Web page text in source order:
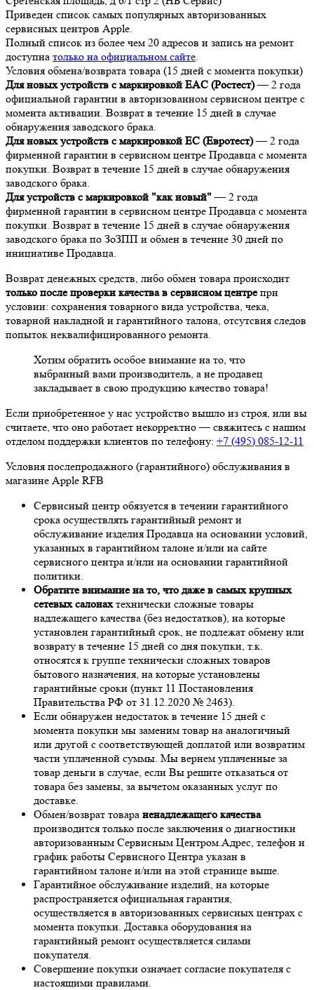
Приведен список самых популярных авторизованных
сервисных центров Apple.
Полный список из более чем 20 адресов и запись на ремонт
доступна только на официальном сайте.
Условия обмена/возврата товара (15 дней с момента покупки)
Для новых устройств с маркировкой EAC (Ростест)— 2 года
официальной гарантии в авторизованном сервисном центре с
момента активации. Возврат в течение 15 дней в случае
обнаружения заводского брака.
Для новых устройств с маркировкой EC (Евротест)— 2 года
фирменной гарантии в сервисном центре Продавца с момента
покупки. Возврат в течение 15 дней в случае обнаружения
заводского брака.
Для устройств с маркировкой "как новый" — 2 года
фирменной гарантии в сервисном центре Продавца с момента
покупки. Возврат в течение 15 дней в случае обнаружения
заводского брака по ЗоЗПП и обмен в течение 30 дней по
инициативе Продавца.
Возврат денежных средств, либо обмен товара происходит
только после проверки качества в сервисном центрепри
условии: сохранения товарного вида устройства, чека,
товарной накладной и гарантийного талона, отсутсвия следов
попыток неквалифицированного ремонта.
Хотим обратить особое внимание на то, что
выбранный вами производитель, а не продавец
закладывает в свою продукцию качество товара!
Если приобретенное у нас устройство вышло из строя, или вы
считаете, что оно работает некорректно — свяжитесь с нашим
отделом поддержки клиентов по телефону: +7 (495) 085-12-11
Условия послепродажного (гарантийного) обслуживания в
магазине Apple RFB
Сервисный центр обязуется в течении гарантийного
срока осуществлять гарантийный ремонт и
обслуживание изделия Продавца на основании условий,
указанных в гарантийном талоне и/или на сайте
сервисного центра и/или на основании гарантийной
политики.
Обратите внимание на то, что даже в самых крупных
сетевых салонахтехнически сложные товары
надлежащего качества (без недостатков), на которые
установлен гарантийный срок, не подлежат обмену или
возврату в течение 15 дней со дня покупки, т.к.
относятся к группе технически сложных товаров
бытового назначения, на которые установлены
гарантийные сроки (пункт 11 Постановления
Правительства РФ от 31.12.2020 № 2463).
Если обнаружен недостаток в течение 15 дней с
момента покупки мы заменим товар на аналогичный
или другой с соответствующей доплатой или возвратим
части уплаченной суммы. Мы вернем уплаченные за
товар деньги в случае, если Вы решите отказаться от
товара без замены, за вычетом оказанных услуг по
доставке.
Обмен/возврат товара ненадлежащего качества
производится только после заключения о диагностики
авторизованным Сервисным Центром.Адрес, телефон и
график работы Сервисного Центра указан в
гарантийном талоне и/или на этой странице выше.
Гарантийное обслуживание изделий, на которые
распространяется официальная гарантия,
осуществляется в авторизованных сервисных центрах с
момента покупки. Доставка оборудования на
гарантийный ремонт осуществляется силами
покупателя.
Совершение покупки означает согласие покупателя с
настоящими правилами.